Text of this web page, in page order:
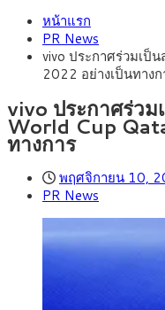
หน้ารถไฟฟ้าสงขลา โมโน
สิงหาคม 4, 2026
รายหัวเพียง 2,618 บาท เ
งานจริง
สิงหาคม 3, 2026
33.00-33.60 ติดตามข้อมู
สิงหาคม 1, 2026 “เอกนิติ”
เดินหน้า 5 ยุทธศาสตร์ รื้อโ
ศักยภาพ
กรกฎาคม 27, 2026 ภัยเงีย
ติดลายการ์ตูน กรมศุลกากร
ใหญ่จากเยอรมนี
หน้าแรก
PR News
vivo ประกาศร่วมเป็
2022 อย่างเป็นทางก
vivo ประกาศร่ว
World Cup
ทางการ
พฤศจิกายน 10,
PR News